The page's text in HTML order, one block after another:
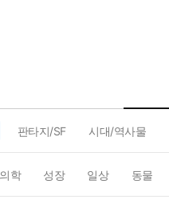
판타지/SF 시대/역사물
의학 성장 일상 동물